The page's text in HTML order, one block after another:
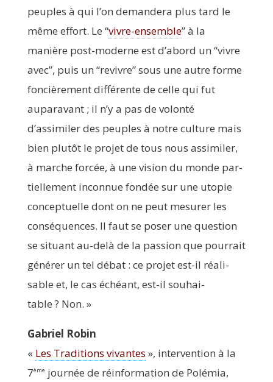
peuples à qui l’on deman­de­ra plus tard le
même effort. Le “vivre-ensemble” à la
manière post-moderne est d’abord un “vivre
avec”, puis un “revivre” sous une autre forme
fon­ciè­re­ment dif­fé­rente de celle qui fut
aupa­ra­vant ; il n’y a pas de volon­té
d’assimiler des peuples à notre culture mais
bien plu­tôt le pro­jet de tous nous assi­mi­ler,
à marche for­cée, à une vision du monde par­
tiel­le­ment incon­nue fon­dée sur une uto­pie
concep­tuelle dont on ne peut mesu­rer les
consé­quences. Il faut se poser une ques­tion
se situant au-delà de la pas­sion que pour­rait
géné­rer un tel débat : ce pro­jet est-il réa­li­
sable et, le cas échéant, est-il sou­hai­
table ? Non. »
Gabriel Robin
« Les Tra­di­tions vivantes », inter­ven­tion à la
7ème jour­née de réin­for­ma­tion de Polé­mia,